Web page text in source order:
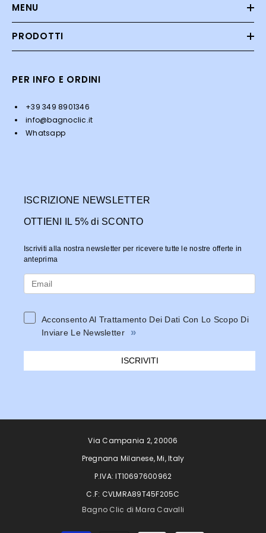
MENU
PRODOTTI
PER INFO E ORDINI
+39 349 8901346
info@bagnoclic.it
Whatsapp
ISCRIZIONE NEWSLETTER
OTTIENI IL 5% di SCONTO
Iscriviti alla nostra newsletter per ricevere tutte le nostre offerte in
anteprima
Acconsento Al Trattamento Dei Dati Con Lo Scopo Di
Inviare Le Newsletter
»
ISCRIVITI
Via Campania 2, 20006
Pregnana Milanese, Mi, Italy
P.IVA: IT10697600962
C.F: CVLMRA89T45F205C
Bagno Clic di Mara Cavalli